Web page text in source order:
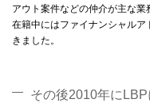
アウト案件などの仲介が主な業
在籍中にはファイナンシャル
きました。
その後2010年に